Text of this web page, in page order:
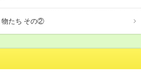
物たち その②